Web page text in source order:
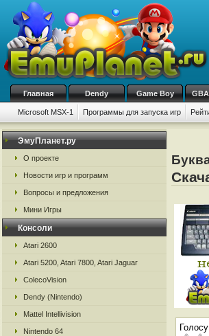
Главная Dendy Game Boy
Microsoft MSX-1 Программы для запуска игр
ЭмуПланет.ру
О проекте
Новости игр и программ
Вопросы и предложения
Мини Игры
Консоли
Atari 2600
Atari 5200, Atari 7800, Atari Jaguar
ColecoVision
Dendy (Nintendo)
Mattel Intellivision
Nintendo 64